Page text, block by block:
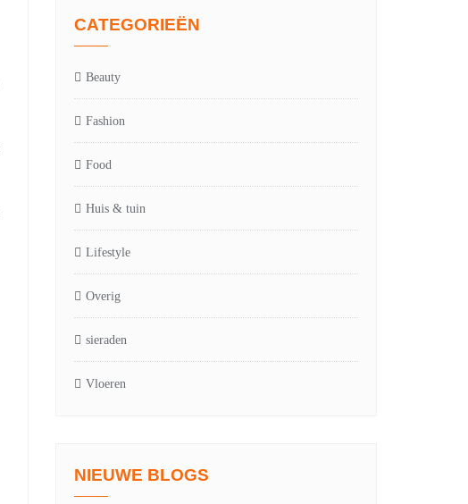
CATEGORIEËN
Beauty
Fashion
Food
Huis & tuin
Lifestyle
Overig
sieraden
Vloeren
NIEUWE BLOGS